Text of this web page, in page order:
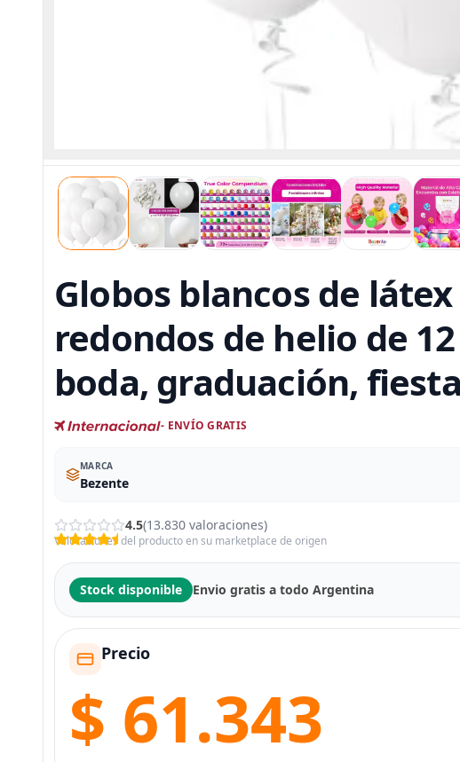
Globos blancos de
redondos de helio de
boda, graduación, fiesta
- ENVÍO GRATIS
MARCA
Bezente
4.5(13.830 valoraciones)
Valoraciones del producto en su marketplace de origen
Stock disponible Envio gratis a todo Argentina
Precio
$ 61.343